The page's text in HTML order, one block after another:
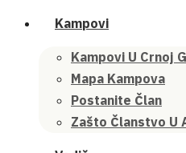
Kampovi
Kampovi U Crnoj
Mapa Kampova
Postanite Član
Zašto Članstvo U